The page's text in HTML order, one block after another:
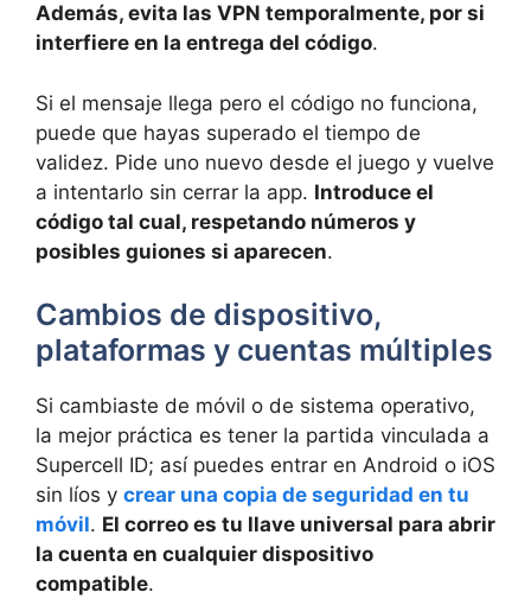
Además, evita las VPN temporalmente, por si
interfiere en la entrega del código.
Si el mensaje llega pero el código no funciona,
puede que hayas superado el tiempo de
validez. Pide uno nuevo desde el juego y vuelve
a intentarlo sin cerrar la app. Introduce el
código tal cual, respetando números y
posibles guiones si aparecen.
Cambios de dispositivo,
plataformas y cuentas múltiples
Si cambiaste de móvil o de sistema operativo,
la mejor práctica es tener la partida vinculada a
Supercell ID; así puedes entrar en Android o iOS
sin líos y crear una copia de seguridad en tu
móvil. El correo es tu llave universal para abrir
la cuenta en cualquier dispositivo
compatible.